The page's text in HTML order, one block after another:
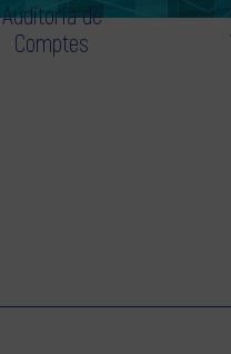
Auditoria de
Comptes